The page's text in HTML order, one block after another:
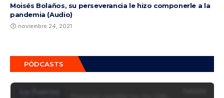
Moisés Bolaños, su perseverancia le hizo componerle a la
pandemia (Audio)
noviembre 24, 2021
PÓDCASTS